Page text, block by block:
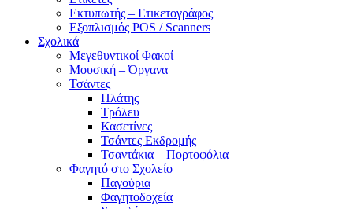
Εκτυπωτής – Ετικετογράφος
Εξοπλισμός POS / Scanners
Σχολικά
Μεγεθυντικοί Φακοί
Μουσική – Όργανα
Τσάντες
Πλάτης
Τρόλευ
Κασετίνες
Τσάντες Εκδρομής
Τσαντάκια – Πορτοφόλια
Φαγητό στο Σχολείο
Παγούρια
Φαγητοδοχεία